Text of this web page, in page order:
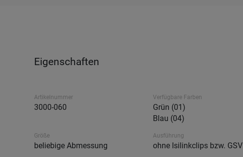
Eigenschaften
Artikelnummer
3000-060
Verfügbare Farben
Grün (01)
Blau (04)
Größe
beliebige Abmessung
Ausführung
ohne Isilinkclips bzw. GSV